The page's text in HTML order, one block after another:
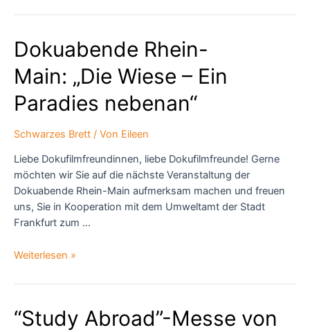
„Künstliche
und
von
der
Deutschen
Bank
Dokuabende Rhein-
Main: „Die Wiese – Ein
Paradies nebenan“
Schwarzes Brett / Von Eileen
Liebe Dokufilmfreundinnen, liebe Dokufilmfreunde! Gerne
möchten wir Sie auf die nächste Veranstaltung der
Dokuabende Rhein-Main aufmerksam machen und freuen
uns, Sie in Kooperation mit dem Umweltamt der Stadt
Frankfurt zum …
Dokuabende
Main: „Die
–
Weiterlesen »
“Study Abroad”-Messe von